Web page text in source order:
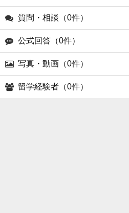
質問・相談（0件）
公式回答（0件）
写真・動画（0件）
留学経験者（0件）